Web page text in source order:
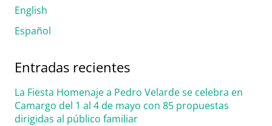
English
Español
Entradas recientes
La Fiesta Homenaje a Pedro Velarde se celebra en
Camargo del 1 al 4 de mayo con 85 propuestas
dirigidas al público familiar